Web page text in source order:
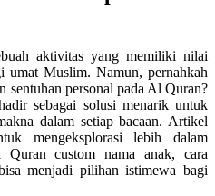
aktivitas yang memiliki nilai
umat Muslim. Namun, pernahkah
personal pada Al Quran?
sebagai solusi menarik untuk
dalam setiap bacaan. Artikel
mengeksplorasi lebih dalam
custom nama anak, cara
menjadi pilihan istimewa bagi